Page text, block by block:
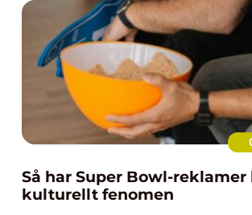
Så har Super Bowl-
kulturellt fenomen